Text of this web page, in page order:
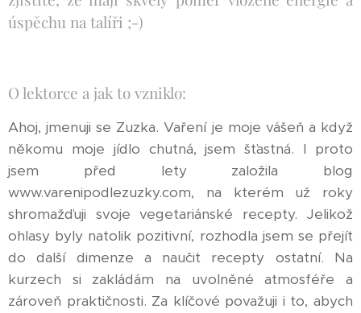
úspěchu na talíři ;-)
O lektorce a jak to vzniklo:
Ahoj, jmenuji se Zuzka. Vaření je moje vášeň a když
někomu moje jídlo chutná, jsem šťastná. I proto
jsem před lety založila blog
www.varenipodlezuzky.com, na kterém už roky
shromažďuji svoje vegetariánské recepty. Jelikož
ohlasy byly natolik pozitivní, rozhodla jsem se přejít
do další dimenze a naučit recepty ostatní. Na
kurzech si zakládám na uvolněné atmosféře a
zároveň praktičnosti. Za klíčové považuji i to, abych